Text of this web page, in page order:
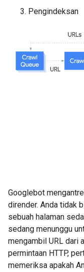
Pengindeksan
Googlebot
dirender. Anda tidak
sebuah halaman
sedang menunggu
mengambil URL dari
permintaan HTTP,
memeriksa apakah